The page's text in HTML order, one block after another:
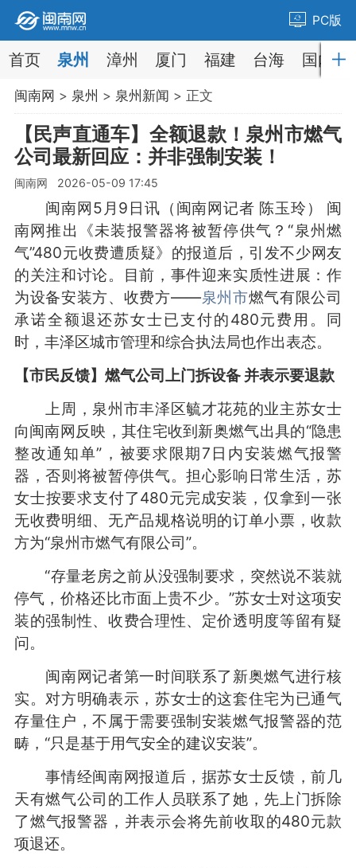
PC版
首页 泉州 漳州 厦门 福建 台海 国内
闽南网 > 泉州 > 泉州新闻 > 正文
【民声直通车】全额退款！泉州市燃气
公司最新回应：并非强制安装！
闽南网 2026-05-09 17:45
闽南网5月9日讯（闽南网记者 陈玉玲） 闽
南网推出《未装报警器将被暂停供气？“泉州燃
气”480元收费遭质疑》的报道后，引发不少网友
的关注和讨论。目前，事件迎来实质性进展：作
为设备安装方、收费方——泉州市燃气有限公司
承诺全额退还苏女士已支付的480元费用。同
时，丰泽区城市管理和综合执法局也作出表态。
【市民反馈】燃气公司上门拆设备 并表示要退款
上周，泉州市丰泽区毓才花苑的业主苏女士
向闽南网反映，其住宅收到新奥燃气出具的“隐患
整改通知单”，被要求限期7日内安装燃气报警
器，否则将被暂停供气。担心影响日常生活，苏
女士按要求支付了480元完成安装，仅拿到一张
无收费明细、无产品规格说明的订单小票，收款
方为“泉州市燃气有限公司”。
“存量老房之前从没强制要求，突然说不装就
停气，价格还比市面上贵不少。”苏女士对这项安
装的强制性、收费合理性、定价透明度等留有疑
问。
闽南网记者第一时间联系了新奥燃气进行核
实。对方明确表示，苏女士的这套住宅为已通气
存量住户，不属于需要强制安装燃气报警器的范
畴，“只是基于用气安全的建议安装”。
事情经闽南网报道后，据苏女士反馈，前几
天有燃气公司的工作人员联系了她，先上门拆除
了燃气报警器，并表示会将先前收取的480元款
项退还。